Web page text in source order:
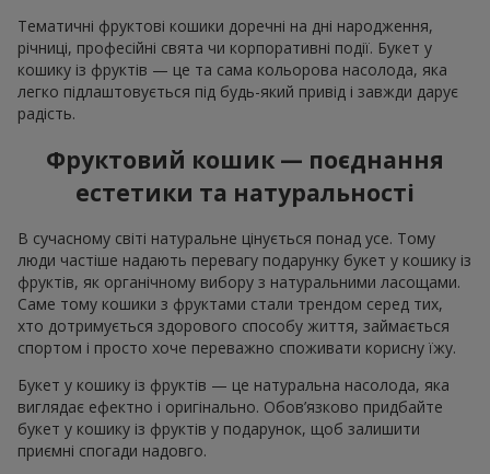
Тематичні фруктові кошики доречні на дні народження,
річниці, професійні свята чи корпоративні події. Букет у
кошику із фруктів — це та сама кольорова насолода, яка
легко підлаштовується під будь-який привід і завжди дарує
радість.
Фруктовий кошик — поєднання
естетики та натуральності
В сучасному світі натуральне цінується понад усе. Тому
люди частіше надають перевагу подарунку букет у кошику із
фруктів, як органічному вибору з натуральними ласощами.
Саме тому кошики з фруктами стали трендом серед тих,
хто дотримується здорового способу життя, займається
спортом і просто хоче переважно споживати корисну їжу.
Букет у кошику із фруктів — це натуральна насолода, яка
виглядає ефектно і оригінально. Обов’язково придбайте
букет у кошику із фруктів у подарунок, щоб залишити
приємні спогади надовго.